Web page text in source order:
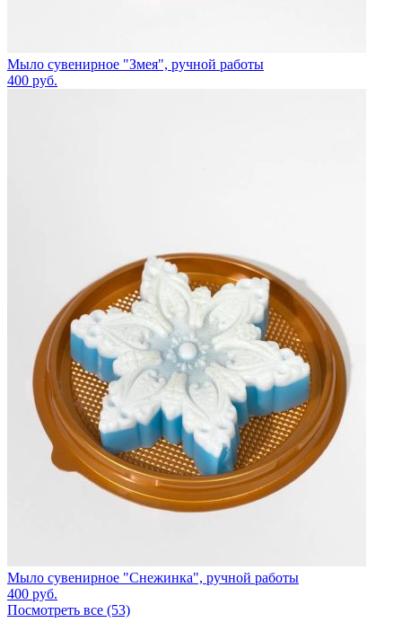
Мыло сувенирное "Змея", ручной работы
400 руб.
Мыло сувенирное "Снежинка", ручной работы
400 руб.
Посмотреть все (53)